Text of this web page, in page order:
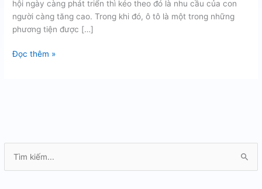
hội ngày càng phát triển thì kéo theo đó là nhu cầu của con
người càng tăng cao. Trong khi đó, ô tô là một trong những
phương tiện được […]
Cứu
nghiệp
Đọc thêm »